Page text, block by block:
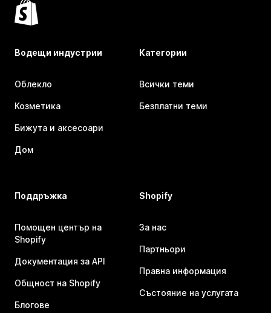
Водещи индустрии
Облекло
Козметика
Бижута и аксесоари
Дом
Категории
Всички теми
Безплатни теми
Поддръжка
Помощен център на
Shopify
Документация за API
Общност на Shopify
Блогове
Shopify
За нас
Партньори
Правна информация
Състояние на услугата